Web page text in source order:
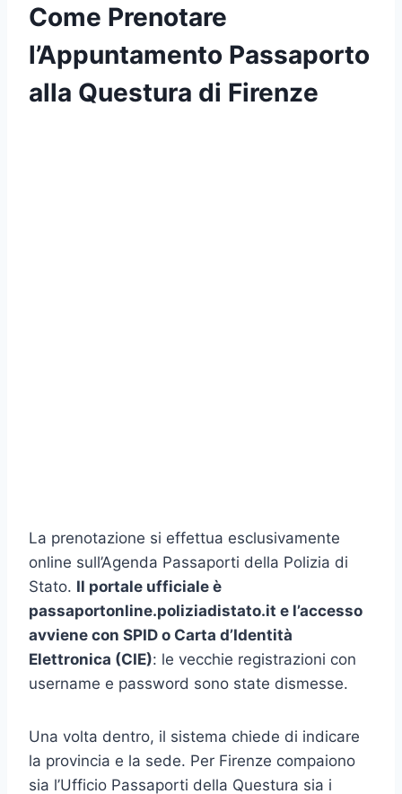
Come Prenotare
l’Appuntamento Passaporto
alla Questura di Firenze
La prenotazione si effettua esclusivamente
online sull’Agenda Passaporti della Polizia di
Stato. Il portale ufficiale è
passaportonline.poliziadistato.it e l’accesso
avviene con SPID o Carta d’Identità
Elettronica (CIE): le vecchie registrazioni con
username e password sono state dismesse.
Una volta dentro, il sistema chiede di indicare
la provincia e la sede. Per Firenze compaiono
sia l’Ufficio Passaporti della Questura sia i